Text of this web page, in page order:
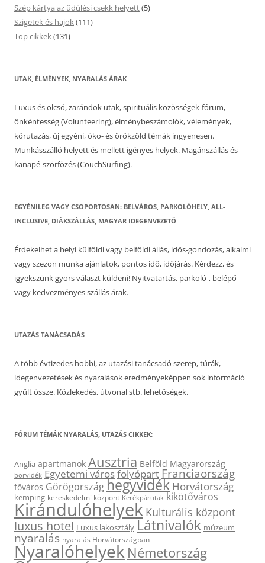
Szép kártya az üdülési csekk helyett(5)
Szigetek és hajok(111)
Top cikkek(131)
UTAK, ÉLMÉNYEK, NYARALÁS ÁRAK
Luxus és olcsó, zarándok utak, spirituális közösségek-fórum,
önkéntesség (Volunteering), élménybeszámolók, vélemények,
körutazás, új egyéni, öko- és örökzöld témák ingyenesen.
Munkásszálló helyett és mellett igényes helyek. Magánszállás és
kanapé-szörfözés (CouchSurfing).
EGYÉNILEG VAGY CSOPORTOSAN: BELVÁROS, PARKOLÓHELY, ALL-
INCLUSIVE, DIÁKSZÁLLÁS, MAGYAR IDEGENVEZETŐ
Érdekelhet a helyi külföldi vagy belföldi állás, idős-gondozás, alkalmi
vagy szezon munka ajánlatok, pontos idő, időjárás. Kérdezz, és
igyekszünk gyors választ küldeni! Nyitvatartás, parkoló-, belépő-
vagy kedvezményes szállás árak.
UTAZÁS TANÁCSADÁS
A több évtizedes hobbi, az utazási tanácsadó szerep, túrák,
idegenvezetések és nyaralások eredményeképpen sok információ
gyűlt össze. Közlekedés, útvonal stb. lehetőségek.
FÓRUM TÉMÁK NYARALÁS, UTAZÁS CIKKEK:
Anglia apartmanok Ausztria Belföld Magyarország
borvidék Egyetemi városfolyópartFranciaország
főváros Görögországhegyvidék Horvátország
kemping kereskedelmi központ Kerékpárutak kikötőváros
Kirándulóhelyek Kulturális központ
luxus hotel Luxus lakosztály Látnivalók múzeum
nyaralás nyaralás Horvátországban
Nyaralóhelyek Németország